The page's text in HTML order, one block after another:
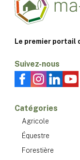
Le premier portail
Suivez-nous
Catégories
Agricole
Équestre
Forestière